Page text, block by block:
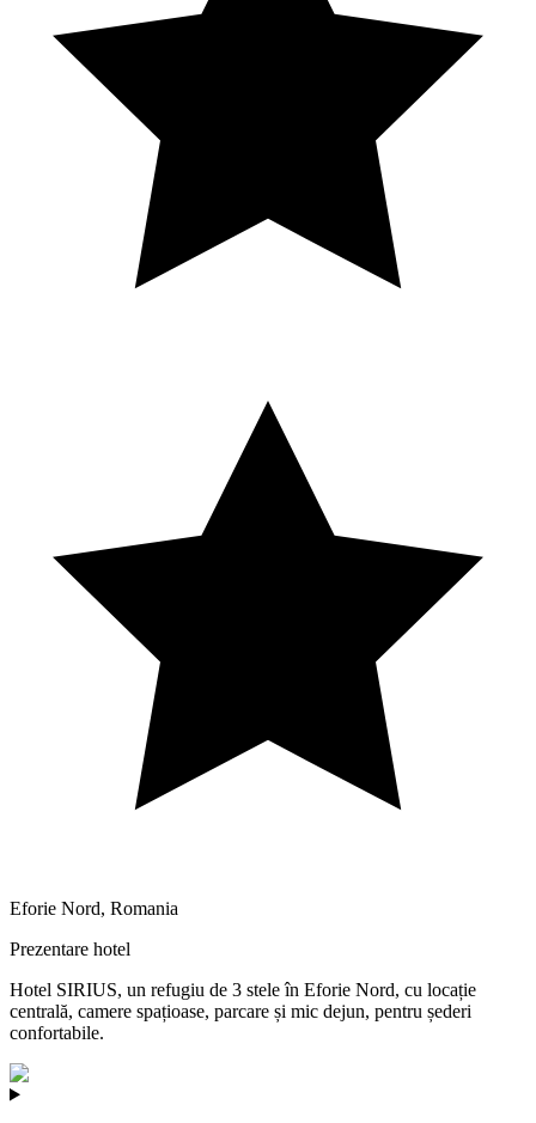
Eforie Nord, Romania
Prezentare hotel
Hotel SIRIUS, un refugiu de 3 stele în Eforie Nord, cu locație
centrală, camere spațioase, parcare și mic dejun, pentru șederi
confortabile.